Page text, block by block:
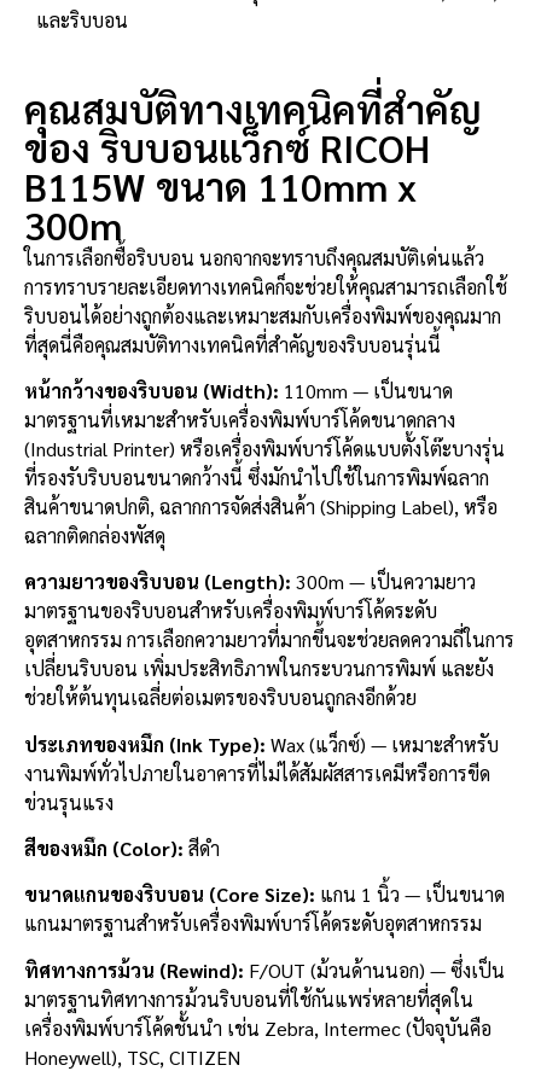
และริบบอน
คุณสมบัติทางเทคนิคที่สำคัญ
ของ ริบบอนแว็กซ์ RICOH
B115W ขนาด 110mm x
300m
ในการเลือกซื้อริบบอน นอกจากจะทราบถึงคุณสมบัติเด่นแล้ว
การทราบรายละเอียดทางเทคนิคก็จะช่วยให้คุณสามารถเลือกใช้
ริบบอนได้อย่างถูกต้องและเหมาะสมกับเครื่องพิมพ์ของคุณมาก
ที่สุดนี่คือคุณสมบัติทางเทคนิคที่สำคัญของริบบอนรุ่นนี้
หน้ากว้างของริบบอน (Width): 110mm — เป็นขนาด
มาตรฐานที่เหมาะสำหรับเครื่องพิมพ์บาร์โค้ดขนาดกลาง
(Industrial Printer) หรือเครื่องพิมพ์บาร์โค้ดแบบตั้งโต๊ะบางรุ่น
ที่รองรับริบบอนขนาดกว้างนี้ ซึ่งมักนำไปใช้ในการพิมพ์ฉลาก
สินค้าขนาดปกติ, ฉลากการจัดส่งสินค้า (Shipping Label), หรือ
ฉลากติดกล่องพัสดุ
ความยาวของริบบอน (Length): 300m — เป็นความยาว
มาตรฐานของริบบอนสำหรับเครื่องพิมพ์บาร์โค้ดระดับ
อุตสาหกรรม การเลือกความยาวที่มากขึ้นจะช่วยลดความถี่ในการ
เปลี่ยนริบบอน เพิ่มประสิทธิภาพในกระบวนการพิมพ์ และยัง
ช่วยให้ต้นทุนเฉลี่ยต่อเมตรของริบบอนถูกลงอีกด้วย
ประเภทของหมึก (Ink Type): Wax (แว็กซ์) — เหมาะสำหรับ
งานพิมพ์ทั่วไปภายในอาคารที่ไม่ได้สัมผัสสารเคมีหรือการขีด
ข่วนรุนแรง
สีของหมึก (Color): สีดำ
ขนาดแกนของริบบอน (Core Size): แกน 1 นิ้ว — เป็นขนาด
แกนมาตรฐานสำหรับเครื่องพิมพ์บาร์โค้ดระดับอุตสาหกรรม
ทิศทางการม้วน (Rewind): F/OUT (ม้วนด้านนอก) — ซึ่งเป็น
มาตรฐานทิศทางการม้วนริบบอนที่ใช้กันแพร่หลายที่สุดใน
เครื่องพิมพ์บาร์โค้ดชั้นนำ เช่น Zebra, Intermec (ปัจจุบันคือ
Honeywell), TSC, CITIZEN